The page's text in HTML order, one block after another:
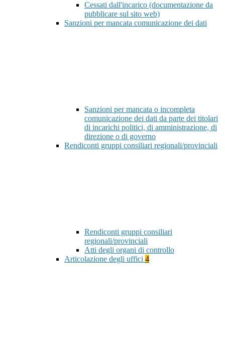
Cessati dall'incarico (documentazione da
pubblicare sul sito web)
Sanzioni per mancata comunicazione dei dati
Sanzioni per mancata o incompleta
comunicazione dei dati da parte dei titolari
di incarichi politici, di amministrazione, di
direzione o di governo
Rendiconti gruppi consiliari regionali/provinciali
Rendiconti gruppi consiliari
regionali/provinciali
Atti degli organi di controllo
Articolazione degli uffici 4